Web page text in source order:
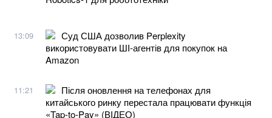
13:09
Суд США дозволив Perplexity
використовувати ШІ-агентів для покупок на
Amazon
11:21
Після оновлення на телефонах для
китайського ринку перестала працювати функція
«Tap-to-Pay» (ВІДЕО)